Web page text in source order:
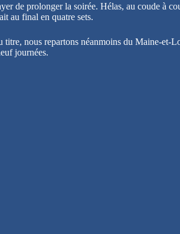
de prolonger la soirée. Hélas, au coude à
au final en quatre sets.
nous repartons néanmoins du Maine-
journées.